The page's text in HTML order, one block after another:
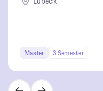
Master 3 Semester